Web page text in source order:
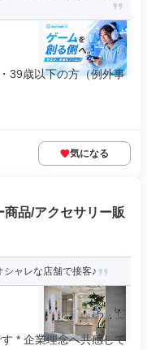
39歳以下の方（例外事
気になる
品/アクセサリー販
ャレな店舗で接客♪
* 企業理念へ共感して